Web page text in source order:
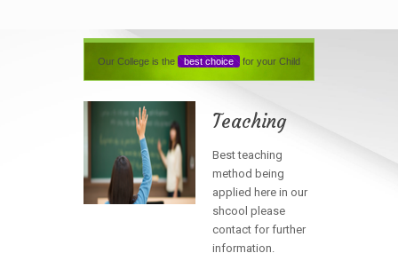
Our College is the best choice for your Child
Teaching
Best teaching
method being
applied here in our
shcool please
contact for further
information.